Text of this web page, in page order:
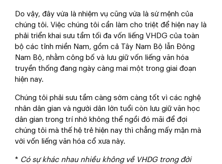
Do vậy, đây vừa là nhiệm vụ cũng vừa là sứ mệnh của
chúng tôi. Việc chúng tôi cần làm cho triệt để hiện nay là
phải triển khai sưu tầm tối đa vốn liếng VHDG của toàn
bộ các tỉnh miền Nam, gồm cả Tây Nam Bộ lẫn Đông
Nam Bộ, nhằm công bố và lưu giữ vốn liếng văn hóa
truyền thống đang ngày càng mai một trong giai đoạn
hiện nay.
Chúng tôi phải sưu tầm càng sớm càng tốt vì các nghệ
nhân dân gian và người dân lớn tuổi còn lưu giữ văn học
dân gian trong trí nhớ không thể ngồi đó mãi để đợi
chúng tôi mà thế hệ trẻ hiện nay thì chẳng mấy mặn mà
với vốn liếng văn hóa cổ xưa này.
* Có sự khác nhau nhiều không về VHDG trong đời